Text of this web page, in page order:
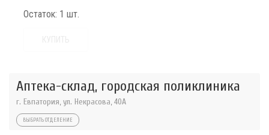
Остаток: 1 шт.
Аптека-склад, городская поликлиника
г. Евпатория, ул. Некрасова, 40A
ВЫБРАТЬ ОТДЕЛЕНИЕ